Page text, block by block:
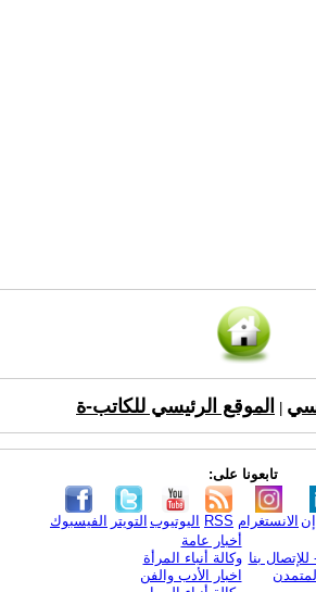
الموقع الرئيسي للكاتب-ة
تابعونا على:
الفيسبوك التويتر اليوتيوب RSS الانستغرام
بنا
أخبار عامة
وكالة أنباء المرأة
اخبار الأدب والفن